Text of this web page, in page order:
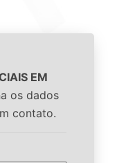
EM
os dados
contato.